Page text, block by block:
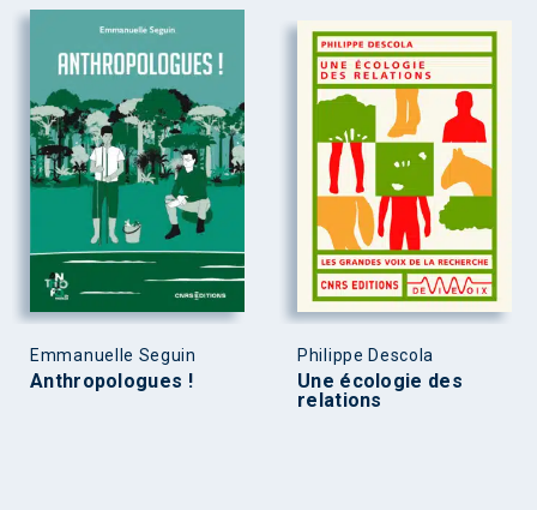
Emmanuelle Seguin
Anthropologues !
Philippe Descola
Une écologie des
relations